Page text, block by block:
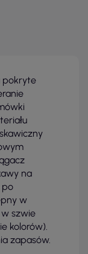
pokryte
na
po
w
szwie
kolorów).
zapasów.